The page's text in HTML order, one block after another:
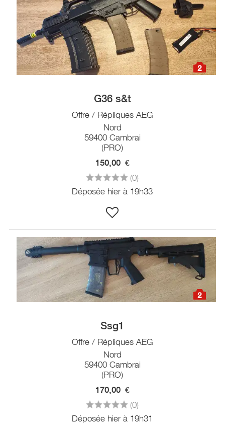
2
G36 s&t
Offre / Répliques AEG
Nord
59400 Cambrai
(PRO)
150,00 €
(0)
Déposée hier à 19h33
2
Ssg1
Offre / Répliques AEG
Nord
59400 Cambrai
(PRO)
170,00 €
(0)
Déposée hier à 19h31